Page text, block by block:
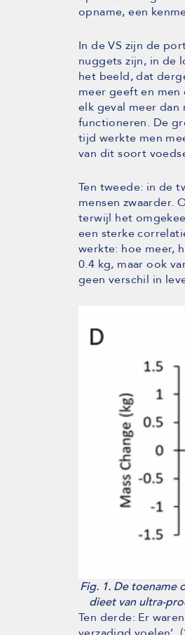
opname, een
In de VS zijn de
nuggets zijn, in de
het beeld, dat
meer geeft en
elk geval meer
functioneren. De
tijd werkte men
van dit soort
Ten tweede: in de
mensen zwaarder.
terwijl het
een sterke
werkte: hoe meer,
0.4 kg, maar ook
geen verschil in
Fig. 1. De toename
dieet van ultra-
Ten derde: Er